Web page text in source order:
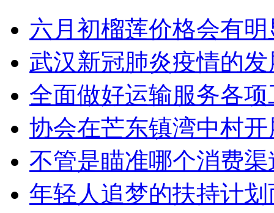
六月初榴莲价格会有明
武汉新冠肺炎疫情的发
全面做好运输服务各项
协会在芒东镇湾中村开
不管是瞄准哪个消费渠
年轻人追梦的扶持计划